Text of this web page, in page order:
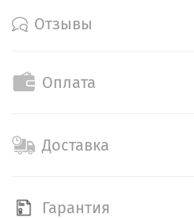
Отзывы
Оплата
Доставка
Гарантия